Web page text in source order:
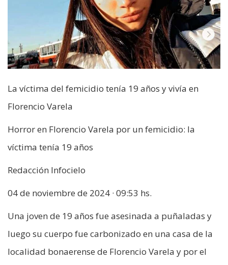
La víctima del femicidio tenía 19 años y vivía en
Florencio Varela
Horror en Florencio Varela por un femicidio: la
víctima tenía 19 años
Redacción Infocielo
04 de noviembre de 2024 · 09:53 hs.
Una joven de 19 años fue asesinada a puñaladas y
luego su cuerpo fue carbonizado en una casa de la
localidad bonaerense de Florencio Varela y por el